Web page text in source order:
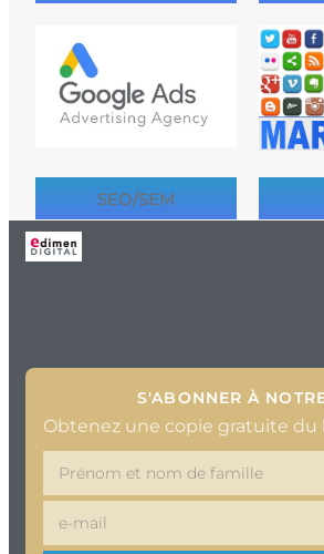
SEO/SEM
S'ABONNER À
Obtenez une copie gratuite du